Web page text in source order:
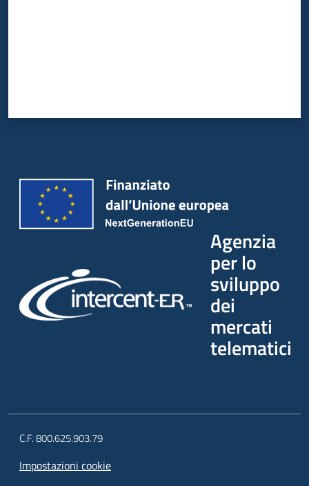
Agenzia
per lo
sviluppo
dei
mercati
telematici
C.F. 800.625.903.79
Impostazioni cookie